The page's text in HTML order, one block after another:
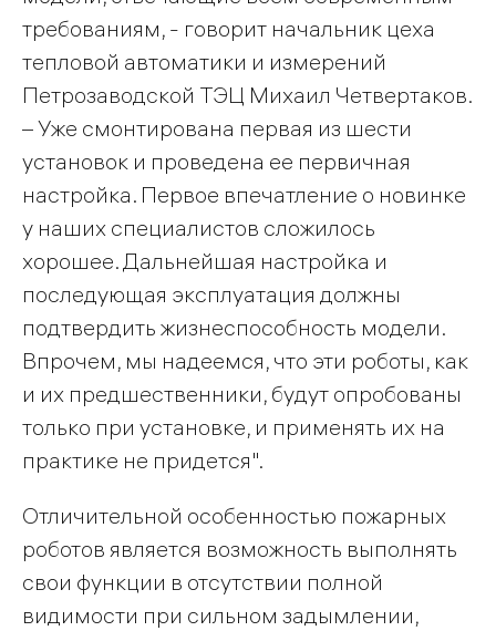
требованиям, - говорит начальник цеха
тепловой автоматики и измерений
Петрозаводской ТЭЦ Михаил Четвертаков.
– Уже смонтирована первая из шести
установок и проведена ее первичная
настройка. Первое впечатление о новинке
у наших специалистов сложилось
хорошее. Дальнейшая настройка и
последующая эксплуатация должны
подтвердить жизнеспособность модели.
Впрочем, мы надеемся, что эти роботы, как
и их предшественники, будут опробованы
только при установке, и применять их на
практике не придется".
Отличительной особенностью пожарных
роботов является возможность выполнять
свои функции в отсутствии полной
видимости при сильном задымлении,